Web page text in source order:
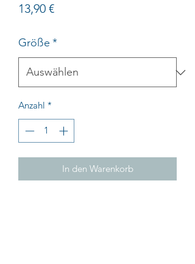
13,90 €Preis
Größe *
Anzahl *
In den Warenkorb